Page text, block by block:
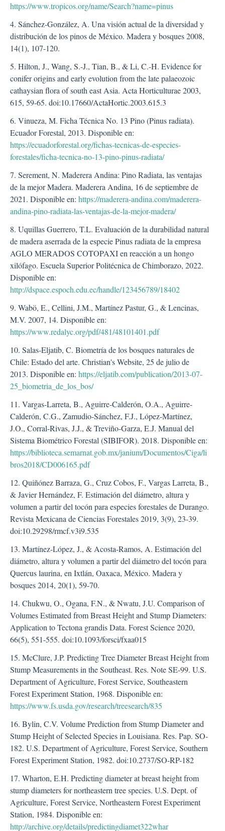
https://www.tropicos.org/name/Search?name=pinus
4. Sánchez-González, A. Una visión actual de la diversidad y
distribución de los pinos de México. Madera y bosques 2008,
14(1), 107-120.
5. Hilton, J., Wang, S.-J., Tian, B., & Li, C.-H. Evidence for
conifer origins and early evolution from the late palaeozoic
cathaysian flora of south east Asia. Acta Horticulturae 2003,
615, 59-65. doi:10.17660/ActaHortic.2003.615.3
6. Vinueza, M. Ficha Técnica No. 13 Pino (Pinus radiata).
Ecuador Forestal, 2013. Disponible en:
https://ecuadorforestal.org/fichas-tecnicas-de-especies-
forestales/ficha-tecnica-no-13-pino-pinus-radiata/
7. Serement, N. Maderera Andina: Pino Radiata, las ventajas
de la mejor Madera. Maderera Andina, 16 de septiembre de
2021. Disponible en: https://maderera-andina.com/maderera-
andina-pino-radiata-las-ventajas-de-la-mejor-madera/
8. Uquillas Guerrero, T.L. Evaluación de la durabilidad natural
de madera aserrada de la especie Pinus radiata de la empresa
AGLO MERADOS COTOPAXI en reacción a un hongo
xilófago. Escuela Superior Politécnica de Chimborazo, 2022.
Disponible en:
http://dspace.espoch.edu.ec/handle/123456789/18402
9. Wabö, E., Cellini, J.M., Martínez Pastur, G., & Lencinas,
M.V. 2007, 14. Disponible en:
https://www.redalyc.org/pdf/481/48101401.pdf
10. Salas-Eljatib, C. Biometría de los bosques naturales de
Chile: Estado del arte. Christian's Website, 25 de julio de
2013. Disponible en: https://eljatib.com/publication/2013-07-
25_biometria_de_los_bos/
11. Vargas-Larreta, B., Aguirre-Calderón, O.A., Aguirre-
Calderón, C.G., Zamudio-Sánchez, F.J., López-Martínez,
J.O., Corral-Rivas, J.J., & Treviño-Garza, E.J. Manual del
Sistema Biométrico Forestal (SIBIFOR). 2018. Disponible en:
https://biblioteca.semarnat.gob.mx/janium/Documentos/Ciga/li
bros2018/CD006165.pdf
12. Quiñónez Barraza, G., Cruz Cobos, F., Vargas Larreta, B.,
& Javier Hernández, F. Estimación del diámetro, altura y
volumen a partir del tocón para especies forestales de Durango.
Revista Mexicana de Ciencias Forestales 2019, 3(9), 23-39.
doi:10.29298/rmcf.v3i9.535
13. Martínez-López, J., & Acosta-Ramos, A. Estimación del
diámetro, altura y volumen a partir del diámetro del tocón para
Quercus laurina, en Ixtlán, Oaxaca, México. Madera y
bosques 2014, 20(1), 59-70.
14. Chukwu, O., Ogana, F.N., & Nwatu, J.U. Comparison of
Volumes Estimated from Breast Height and Stump Diameters:
Application to Tectona grandis Data. Forest Science 2020,
66(5), 551-555. doi:10.1093/forsci/fxaa015
15. McClure, J.P. Predicting Tree Diameter Breast Height from
Stump Measurements in the Southeast. Res. Note SE-99. U.S.
Department of Agriculture, Forest Service, Southeastern
Forest Experiment Station, 1968. Disponible en:
https://www.fs.usda.gov/research/treesearch/835
16. Bylin, C.V. Volume Prediction from Stump Diameter and
Stump Height of Selected Species in Louisiana. Res. Pap. SO-
182. U.S. Department of Agriculture, Forest Service, Southern
Forest Experiment Station, 1982. doi:10.2737/SO-RP-182
17. Wharton, E.H. Predicting diameter at breast height from
stump diameters for northeastern tree species. U.S. Dept. of
Agriculture, Forest Service, Northeastern Forest Experiment
Station, 1984. Disponible en:
http://archive.org/details/predictingdiamet322whar